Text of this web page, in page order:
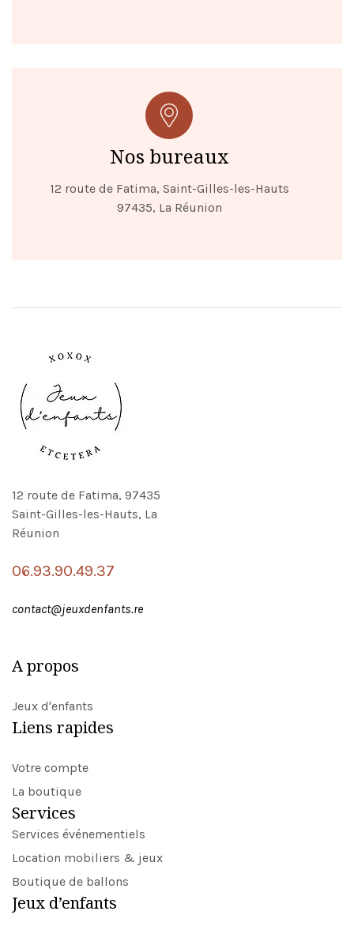
Nos bureaux
12 route de Fatima, Saint-Gilles-les-Hauts
97435, La Réunion
Jeux d’enfants
A propos
Jeux d'enfants
Liens rapides
Votre compte
La boutique
Services
Services événementiels
Location mobiliers & jeux
Boutique de ballons
12 route de Fatima, 97435
Saint-Gilles-les-Hauts, La
Réunion
06.93.90.49.37
contact@jeuxdenfants.re